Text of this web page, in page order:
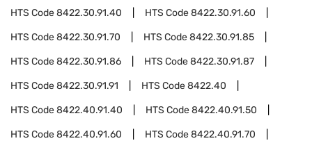
HTS Code8422.30.91.40 HTS Code8422.30.91.60
HTS Code8422.30.91.70 HTS Code8422.30.91.85
HTS Code8422.30.91.86 HTS Code8422.30.91.87
HTS Code8422.30.91.91 HTS Code8422.40
HTS Code8422.40.91.40 HTS Code8422.40.91.50
HTS Code8422.40.91.60 HTS Code8422.40.91.70